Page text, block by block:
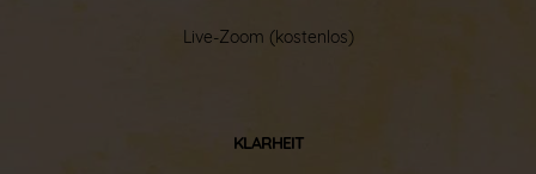
Live-Zoom (kostenlos)
KLARHEIT